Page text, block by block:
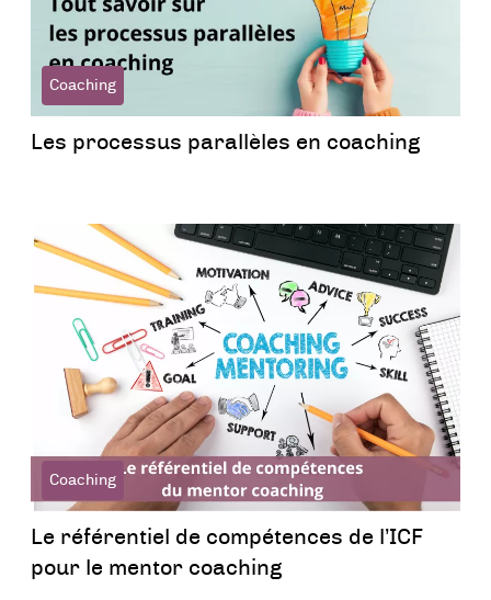
Coaching
Les processus parallèles en coaching
Coaching
Le référentiel de compétences de l’ICF
pour le mentor coaching